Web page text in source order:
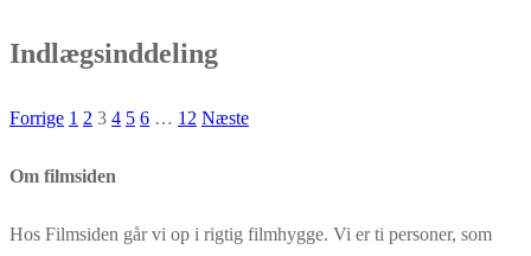
Indlægsinddeling
Forrige 1 2 3 4 5 6 … 12 Næste
Om filmsiden
Hos Filmsiden går vi op i rigtig filmhygge. Vi er ti personer, som